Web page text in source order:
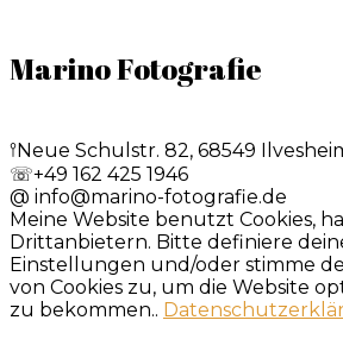
Marino Fotografie
𖥣Neue Schulstr. 82, 68549
☏+49 162 425 1946
@ info@marino-fotografie.de
Meine Website benutzt Cookies,
Drittanbietern. Bitte definiere
Einstellungen und/oder stimme
von Cookies zu, um die Website
zu bekommen..